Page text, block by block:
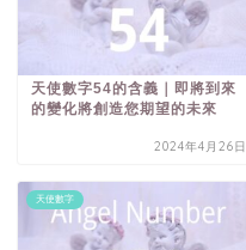
天使數字54的含義｜即將到來
的變化將創造您期望的未來
2024年4月26日
天使數字